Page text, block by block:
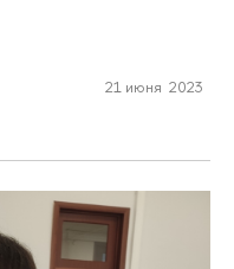
21 июня 2023